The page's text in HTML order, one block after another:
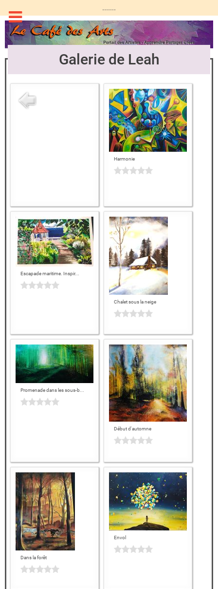
.......
Galerie de Leah
Harmonie
Escapade maritime. Inspir...
Chalet sous la neige
Promenade dans les sous-b...
Début d'automne
Dans la forêt
Envol